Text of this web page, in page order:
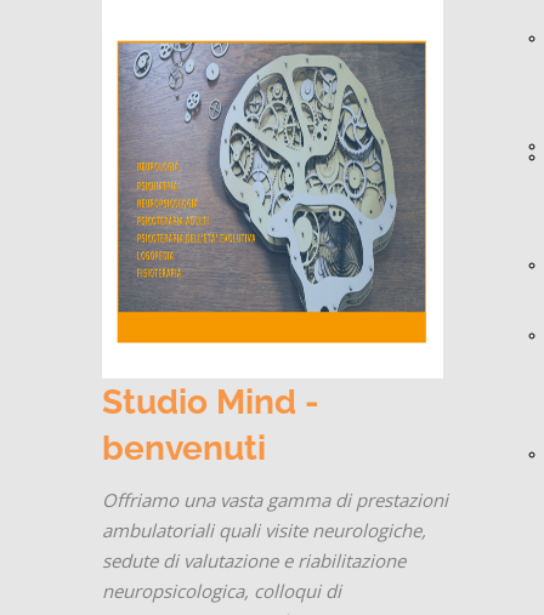
Studio Mind -
benvenuti
Offriamo una vasta gamma di prestazioni
ambulatoriali quali visite neurologiche,
sedute di valutazione e riabilitazione
neuropsicologica, colloqui di